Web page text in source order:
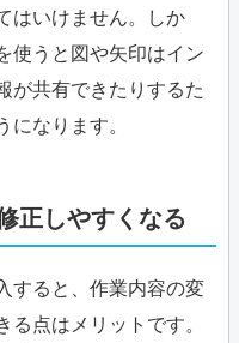
はいけません。しか
使うと図や矢印はイン
が共有できたりするた
になります。
正しやすくなる
すると、作業内容の変
点はメリットです。